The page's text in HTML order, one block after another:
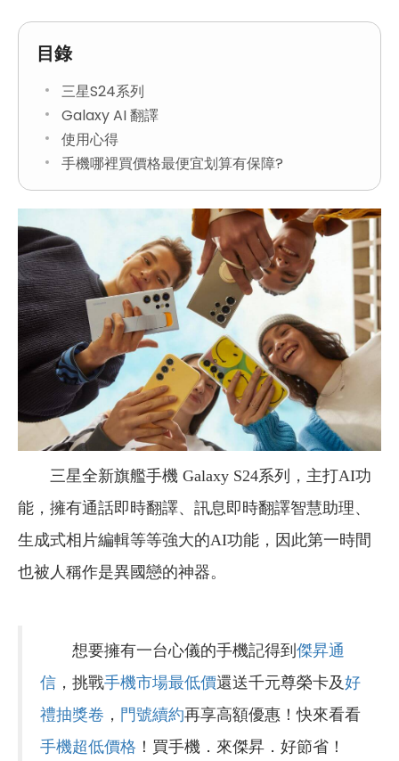
目錄
三星S24系列
Galaxy AI 翻譯
使用心得
手機哪裡買價格最便宜划算有保障?
三星全新旗艦手機 Galaxy S24系列，主打AI功
能，擁有通話即時翻譯、訊息即時翻譯智慧助理、
生成式相片編輯等等強大的AI功能，因此第一時間
也被人稱作是異國戀的神器。
想要擁有一台心儀的手機記得到 傑昇通
信 ，挑戰手機市場最低價還送千元尊榮卡及好
禮抽獎卷 ， 門號續約再享高額優惠！快來看看
手機超低價格 ！買手機．來傑昇．好節省！